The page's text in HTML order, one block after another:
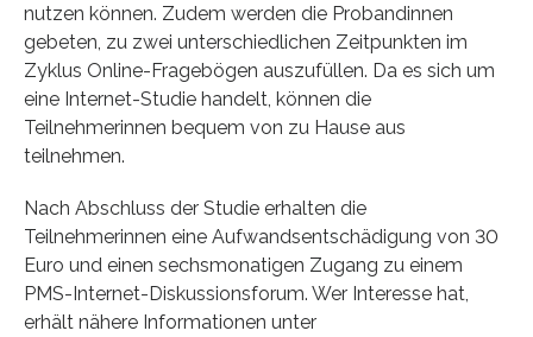
nutzen können. Zudem werden die Probandinnen
gebeten, zu zwei unterschiedlichen Zeitpunkten im
Zyklus Online-Fragebögen auszufüllen. Da es sich um
eine Internet-Studie handelt, können die
Teilnehmerinnen bequem von zu Hause aus
teilnehmen.
Nach Abschluss der Studie erhalten die
Teilnehmerinnen eine Aufwandsentschädigung von 30
Euro und einen sechsmonatigen Zugang zu einem
PMS-Internet-Diskussionsforum. Wer Interesse hat,
erhält nähere Informationen unter